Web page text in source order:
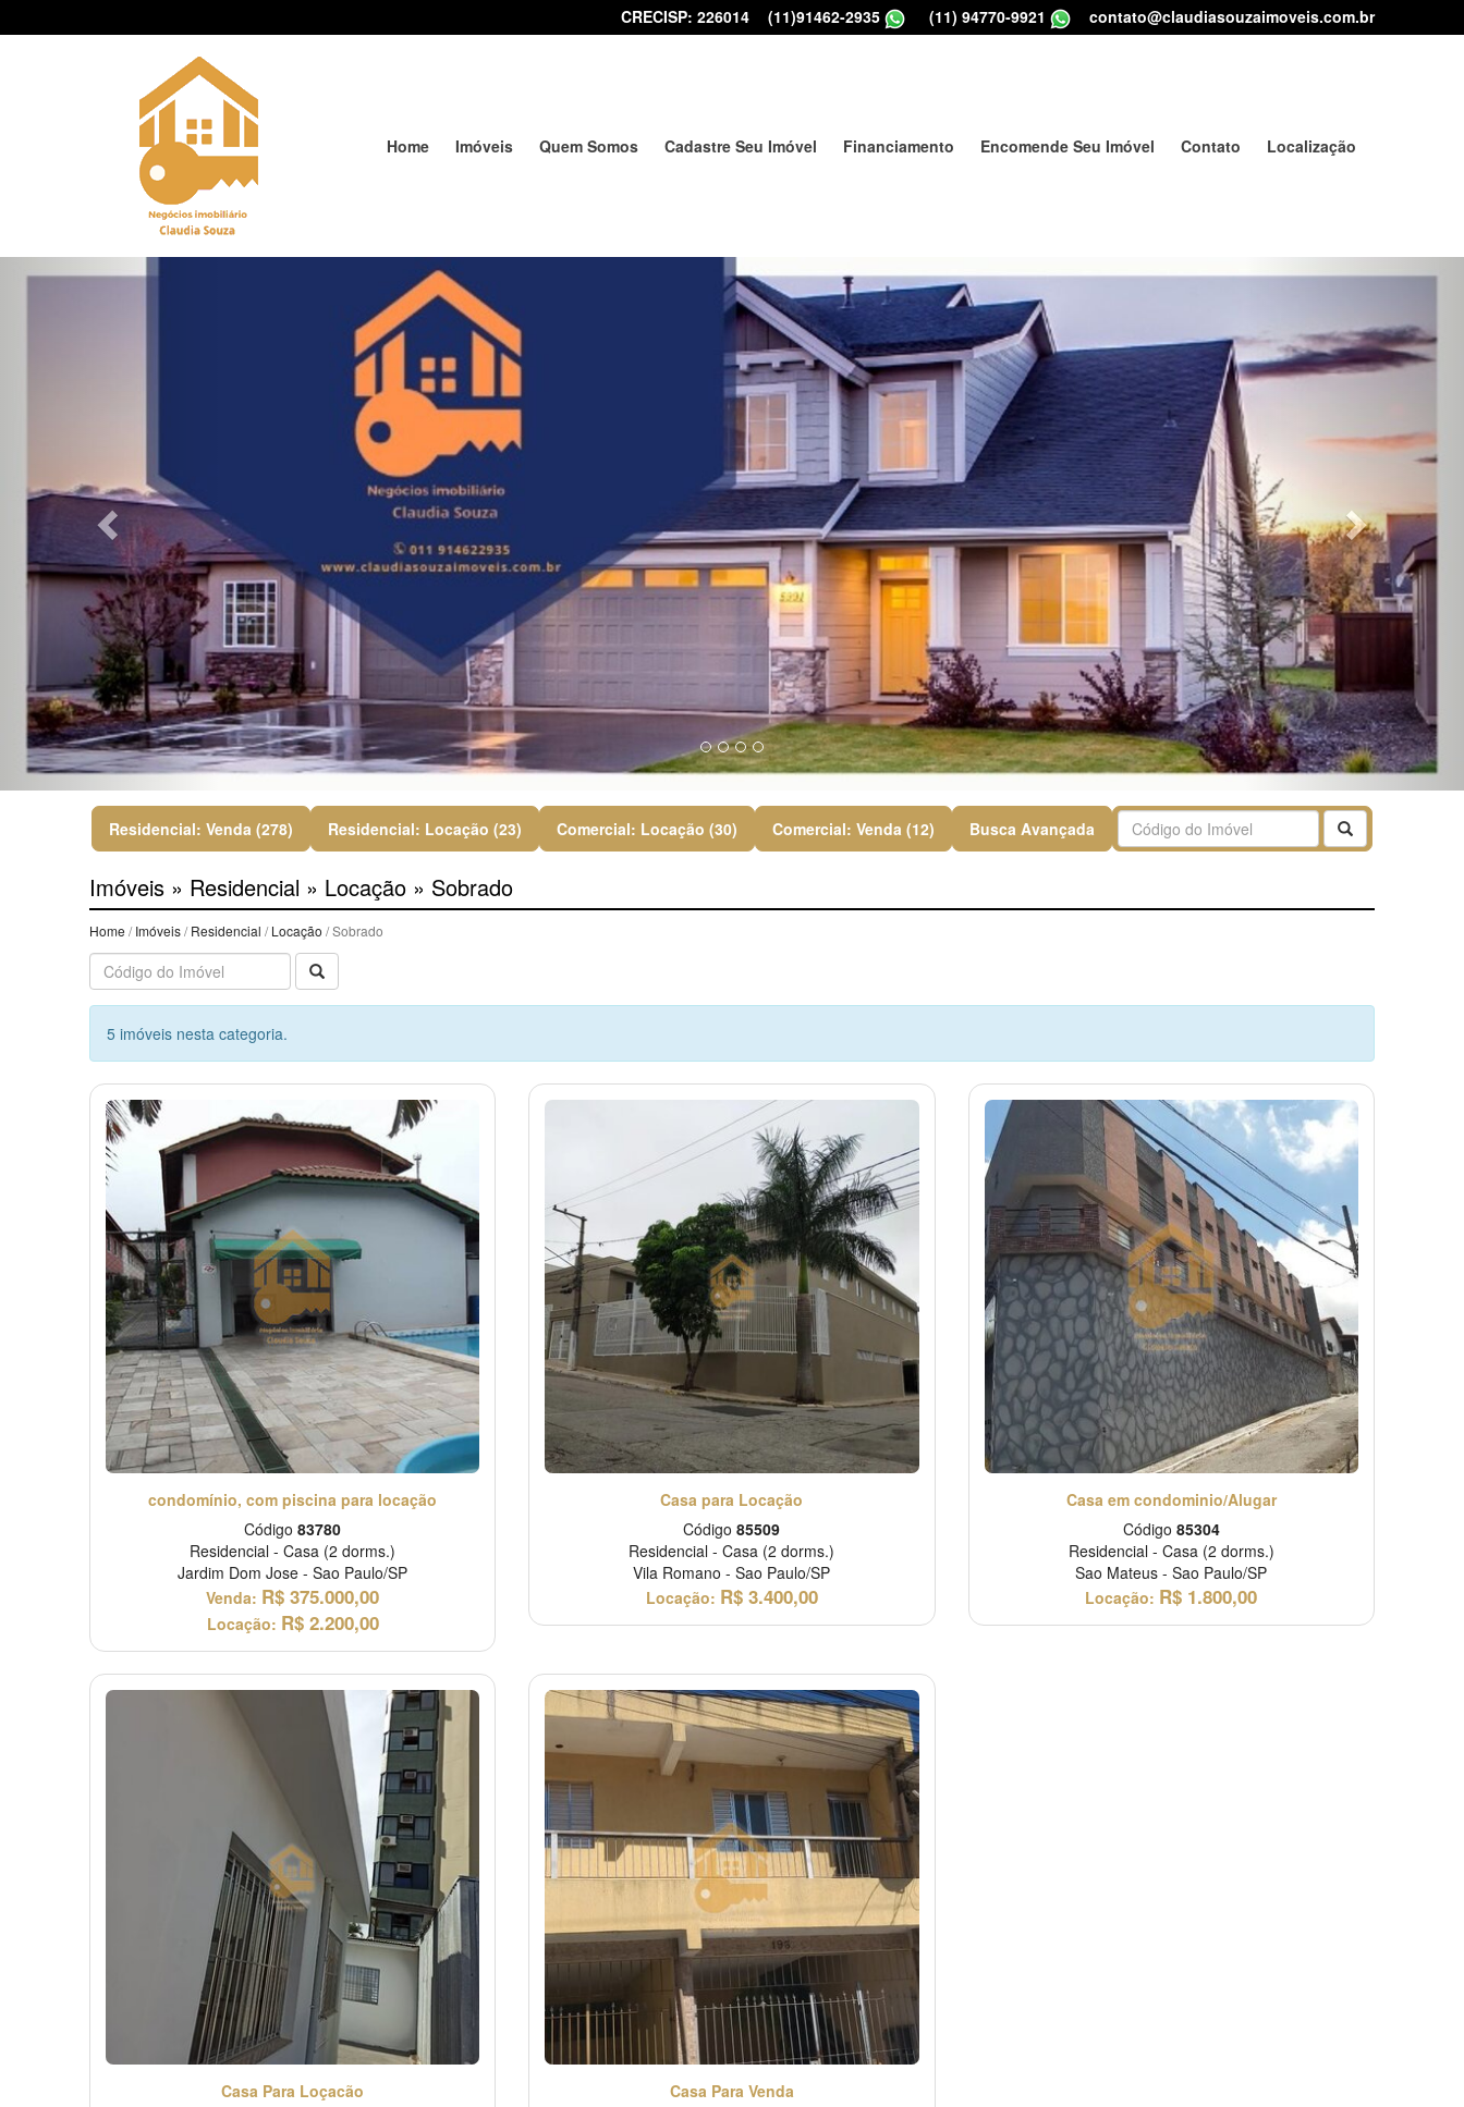
CRECISP: 226014 (11)91462-2935 (11) 94770-9921 contato@claudiasouzaimoveis.com.br
Home Imóveis Quem Somos Cadastre Seu Imóvel Financiamento Encomende Seu Imóvel Contato Localização
Previous Next
Residencial: Venda (278) Residencial: Locação (23) Comercial: Locação (30) Comercial: Venda (12) Busca Avançada Buscar
Imóveis » Residencial » Locação » Sobrado
Home /Imóveis/Residencial /Locação / Sobrado
Buscar
5 imóveis nesta categoria.
condomínio, com piscina para locação
Código83780
Residencial -Casa (2 dorms.)
Jardim Dom Jose -Sao Paulo/SP
Venda: R$375.000,00
Locação: R$ 2.200,00
Casa para Locação
Código85509
Residencial -Casa (2 dorms.)
Vila Romano -Sao Paulo/SP
Locação: R$ 3.400,00
Casa em condominio/Alugar
Código 85304
Residencial - Casa (2 dorms.)
Sao Mateus -Sao Paulo/SP
Locação: R$ 1.800,00
Casa Para Loçacão
Casa Para Venda